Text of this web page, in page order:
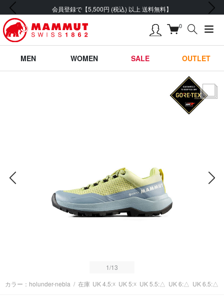
会員登録で【5,500円 (税込) 以上 送料無料】
前の画像 次の画像
0
MEN WOMEN SALE OUTLET
1/13
カラー：holunder-nebla / 在庫 UK 4.5:☓ UK 5:☓ UK 5.5:△ UK 6:△ UK 6.5:△